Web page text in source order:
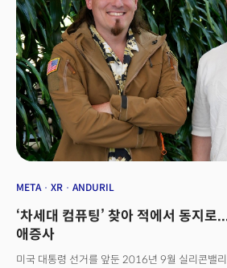
밝혔습니다. 이 협력은 미래가 암울해 보였던 메
모릅니다. 메타의 XR 사업부인 리얼리티랩스는
81조 원) 이상 손실을 기록해 왔는데 게임, 피트
확실한 비즈니스 모델을 찾기 어려웠습니다. 그
다릅니다. 정부 예산은 민간보다 크고 안정적이
유지됩니다. 전쟁이 희망이 된 아이러니한 상황
국방 분야로 다시 돌아가고 있습니다. 실리콘밸
개발을 위해 조성된 지역입니다. 이후 개인용 컴
기술로 확장됐죠. 2020년대 들어 AI, 드론 기술
변화로 실리콘밸리 기술이 다시 군사 핵심 요소
META XR ANDURIL
‘차세대 컴퓨팅’ 찾아 적에서 동지
애증사
미국 대통령 선거를 앞둔 2016년 9월 실리콘밸